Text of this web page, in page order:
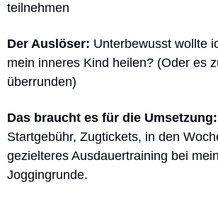
teilnehmen
Der Auslöser: Unterbewusst wollte
mein inneres Kind heilen? (Oder es
überrunden)
Das braucht es für die Umsetzung:
Startgebühr, Zugtickets, in den
gezielteres Ausdauertraining bei
Joggingrunde.